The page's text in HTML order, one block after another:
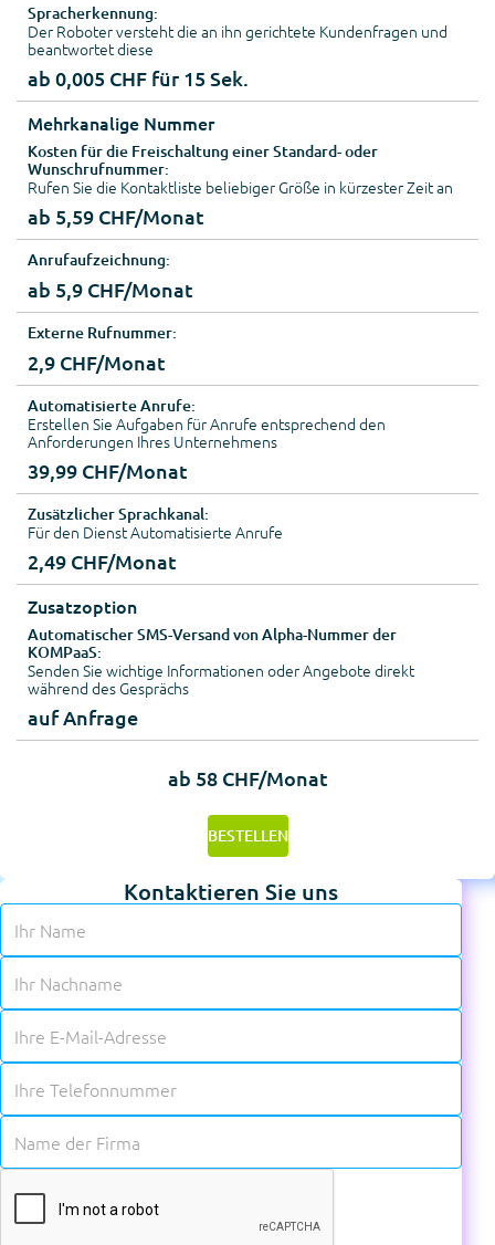
Spracherkennung:
Der Roboter versteht die an ihn gerichtete Kundenfragen und
beantwortet diese
ab 0,005 CHF für 15 Sek.
Mehrkanalige Nummer
Kosten für die Freischaltung einer Standard- oder
Wunschrufnummer:
Rufen Sie die Kontaktliste beliebiger Größe in kürzester Zeit an
ab 5,59 CHF/Monat
Anrufaufzeichnung:
ab 5,9 CHF/Monat
Externe Rufnummer:
2,9 CHF/Monat
Automatisierte Anrufe:
Erstellen Sie Aufgaben für Anrufe entsprechend den
Anforderungen Ihres Unternehmens
39,99 CHF/Monat
Zusätzlicher Sprachkanal:
Für den Dienst Automatisierte Anrufe
2,49 CHF/Monat
Zusatzoption
Automatischer SMS-Versand von Alpha-Nummer der
KOMPaaS:
Senden Sie wichtige Informationen oder Angebote direkt
während des Gesprächs
auf Anfrage
ab 58 CHF/Monat
BESTELLEN
Kontaktieren Sie uns